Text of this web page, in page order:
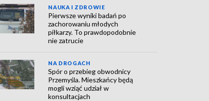
NAUKA I ZDROWIE
Pierwsze wyniki badań po
zachorowaniu młodych
piłkarzy. To prawdopodobnie
nie zatrucie
NA DROGACH
Spór o przebieg obwodnicy
Przemyśla. Mieszkańcy będą
mogli wziąć udział w
konsultacjach